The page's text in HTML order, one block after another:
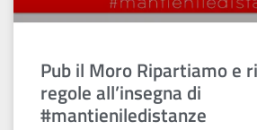
Pub il Moro Ripartiamo e
regole all’insegna di
#mantieniledistanze